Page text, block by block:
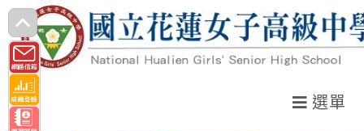
跳
轉
至
主
要
選單